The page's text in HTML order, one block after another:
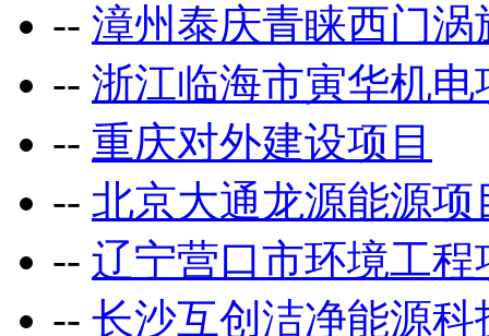
-- 漳州泰庆青睐西门
-- 浙江临海市寅华机电
-- 重庆对外建设项目
-- 北京大通龙源能源项
-- 辽宁营口市环境工程
-- 长沙互创洁净能源科